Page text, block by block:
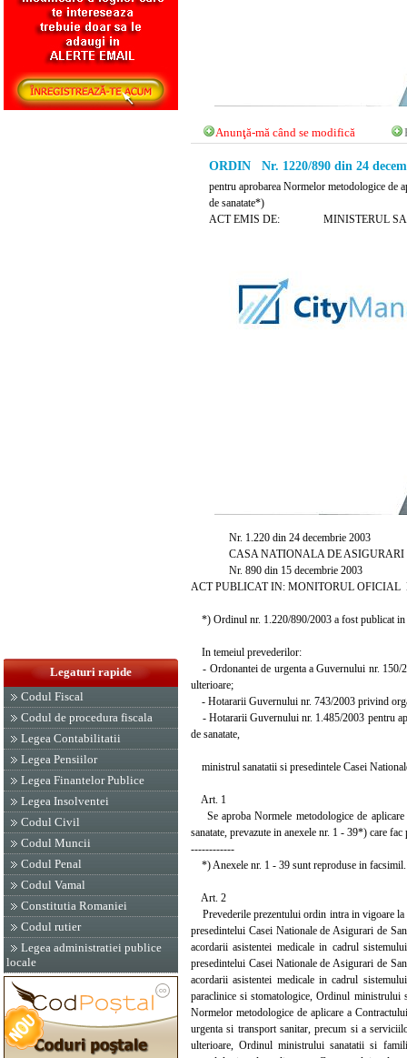
Legaturi rapide
Codul Fiscal
Codul de procedura fiscala
Legea Contabilitatii
Legea Pensiilor
Legea Finantelor Publice
Legea Insolventei
Codul Civil
Codul Muncii
Codul Penal
Codul Vamal
Constitutia Romaniei
Codul rutier
Legea administratiei publice
locale
Anunţă-mă când se modifică
ORDIN Nr. 1220/890 din 24
pentru aprobarea Normelor metodologice de
de sanatate*)
ACT EMIS DE: MINISTERUL
Nr. 1.220 din 24 decembrie 2003
CASA NATIONALA DE ASIGURARI
Nr. 890 din 15 decembrie 2003
ACT PUBLICAT IN: MONITORUL OFICIAL
*) Ordinul nr. 1.220/890/2003 a fost publicat in
In temeiul prevederilor:
- Ordonantei de urgenta a Guvernului nr. 150/
ulterioare;
- Hotararii Guvernului nr. 743/2003 privind
- Hotararii Guvernului nr. 1.485/2003 pentru
de sanatate,
ministrul sanatatii si presedintele Casei
Art. 1
Se aproba Normele metodologice de aplicare
sanatate, prevazute in anexele nr. 1 - 39*) care
------------
*) Anexele nr. 1 - 39 sunt reproduse in facsimil.
Art. 2
Prevederile prezentului ordin intra in vigoare la
presedintelui Casei Nationale de Asigurari de
acordarii asistentei medicale in cadrul
presedintelui Casei Nationale de Asigurari de
acordarii asistentei medicale in cadrul
paraclinice si stomatologice, Ordinul ministrului
Normelor metodologice de aplicare a
urgenta si transport sanitar, precum si a
ulterioare, Ordinul ministrului sanatatii si